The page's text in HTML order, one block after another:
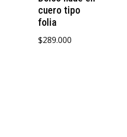
cuero tipo
folia
$289.000